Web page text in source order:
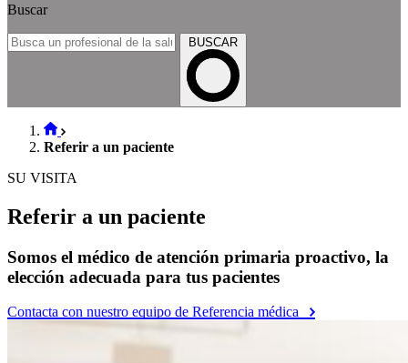
Buscar
BUSCAR
Referir a un paciente
SU VISITA
Referir a un paciente
Somos el médico de atención primaria proactivo, la
elección adecuada para tus pacientes
Contacta con nuestro equipo de Referencia médica